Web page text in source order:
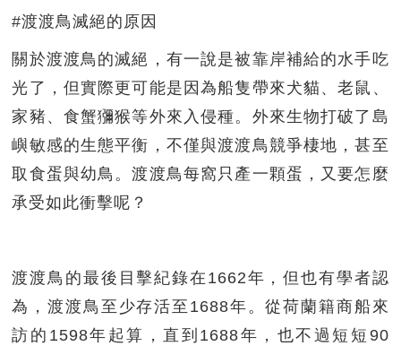
#渡渡鳥滅絕的原因
關於渡渡鳥的滅絕，有一說是被靠岸補給的水手吃
光了，但實際更可能是因為船隻帶來犬貓、老鼠、
家豬、食蟹獼猴等外來入侵種。外來生物打破了島
嶼敏感的生態平衡，不僅與渡渡鳥競爭棲地，甚至
取食蛋與幼鳥。渡渡鳥每窩只產一顆蛋，又要怎麼
承受如此衝擊呢？
渡渡鳥的最後目擊紀錄在1662年，但也有學者認
為，渡渡鳥至少存活至1688年。從荷蘭籍商船來
訪的1598年起算，直到1688年，也不過短短90